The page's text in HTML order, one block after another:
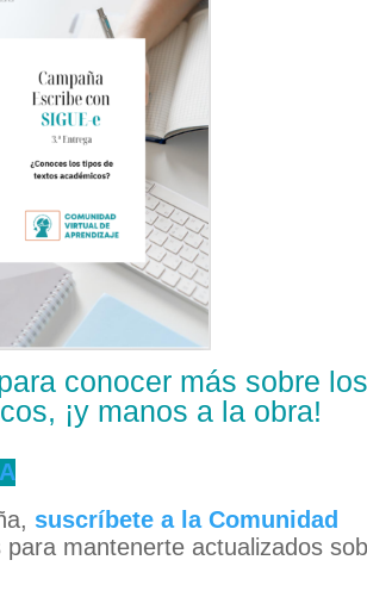
conocer más sobre los
¡y manos a la obra!
suscríbete a la Comunidad
mantenerte actualizados